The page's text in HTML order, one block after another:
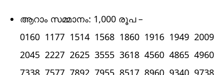
ആറാം സമ്മാനം: 1,000 രൂപ –
0160 1177 1514 1568 1860 1916 1949 2009
2045 2227 2625 3555 3618 4560 4865 4960
7338 7577 7892 7955 8517 8960 9340 9738